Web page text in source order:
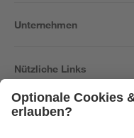
Unternehmen
Nützliche Links